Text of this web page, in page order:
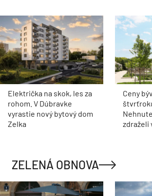
Električka na skok, les za
rohom. V Dúbravke
vyrastie nový bytový dom
Zelka
Ceny
zdraželi
ZELENÁ OBNOVA